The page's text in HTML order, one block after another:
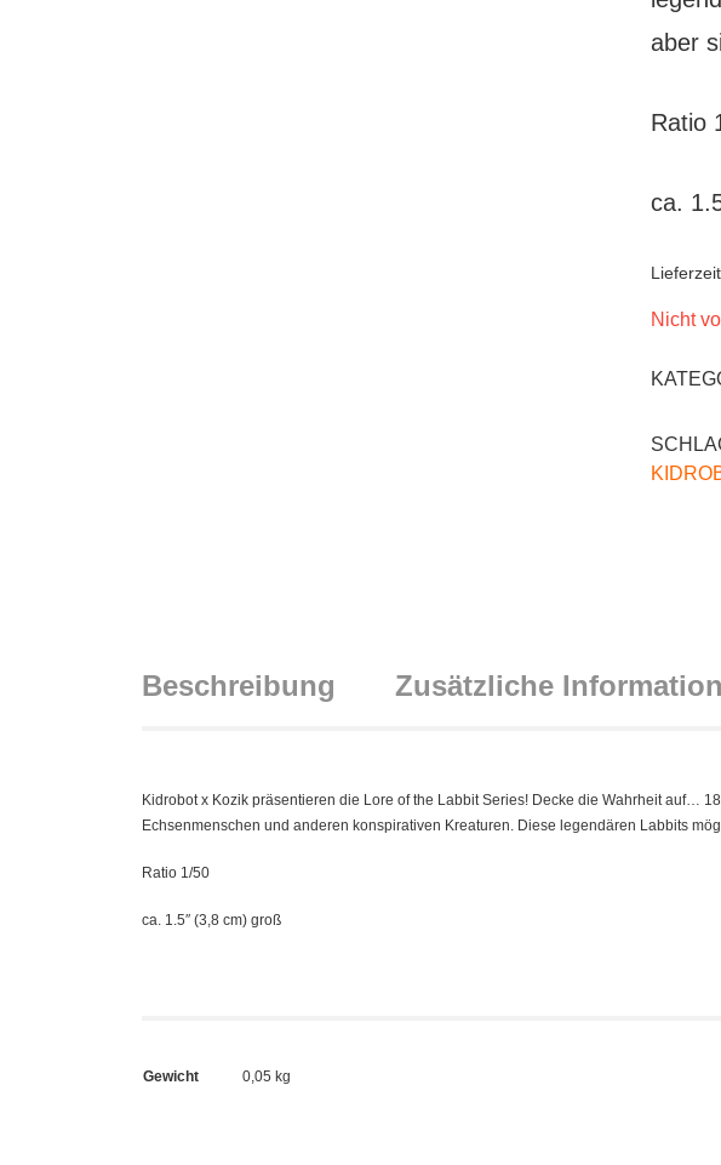
aber
Ratio
ca.
Nicht
Beschreibung Zusätzliche
Kidrobot x Kozik präsentieren die Lore of the Labbit Series! Decke die Wahrheit auf…
Echsenmenschen und anderen konspirativen Kreaturen. Diese legendären Labbits
Ratio 1/50
ca. 1.5″ (3,8 cm) groß
Gewicht 0,05 kg